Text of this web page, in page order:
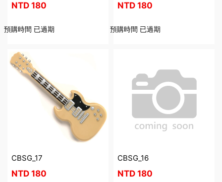
NTD 180
預購時間 已過期
NTD 180
預購時間 已過期
CBSG_17
NTD 180
CBSG_16
NTD 180